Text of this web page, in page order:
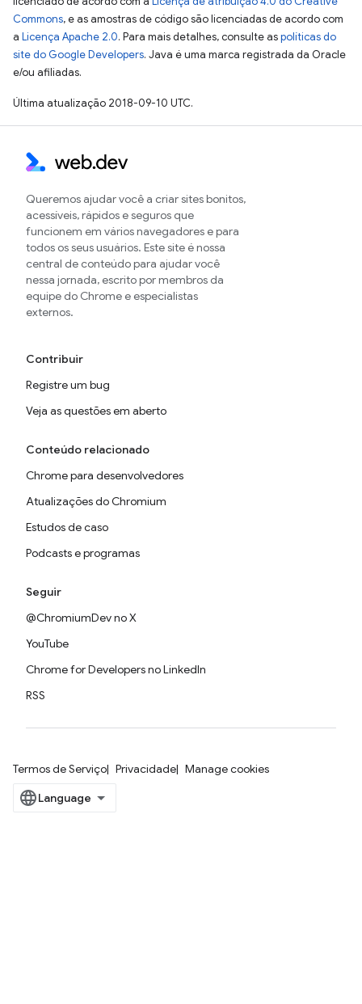
Commons, e as amostras de código são licenciadas de acordo com
a Licença Apache 2.0. Para mais detalhes, consulte aspolíticas do
site do Google Developers. Java é uma marca registrada da Oracle
e/ou afiliadas.
Última atualização 2018-09-10 UTC.
Queremos ajudar você a criar sites bonitos,
acessíveis, rápidos e seguros que
funcionem em vários navegadores e para
todos os seus usuários. Este site é nossa
central de conteúdo para ajudar você
nessa jornada, escrito por membros da
equipe do Chrome e especialistas
externos.
Contribuir
Registre um bug
Veja as questões em aberto
Conteúdo relacionado
Chrome para desenvolvedores
Atualizações do Chromium
Estudos de caso
Podcasts e programas
Seguir
@ChromiumDev no X
YouTube
Chrome for Developers no LinkedIn
RSS
Termos de Serviço Privacidade Manage cookies